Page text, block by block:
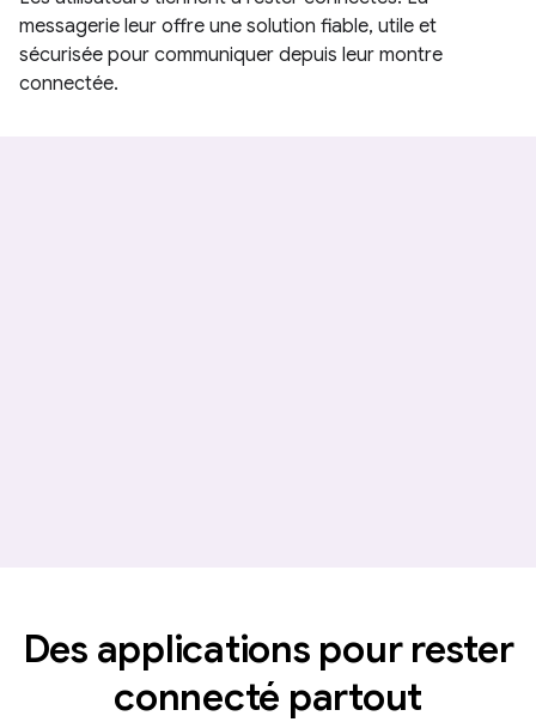
messagerie leur offre une solution fiable, utile et
sécurisée pour communiquer depuis leur montre
connectée.
Des applications pour rester
connecté partout